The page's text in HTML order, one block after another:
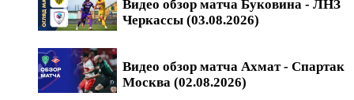
Видео обзор матча Буковина - ЛНЗ
Черкассы (03.08.2026)
Видео обзор матча Ахмат - Спартак
Москва (02.08.2026)